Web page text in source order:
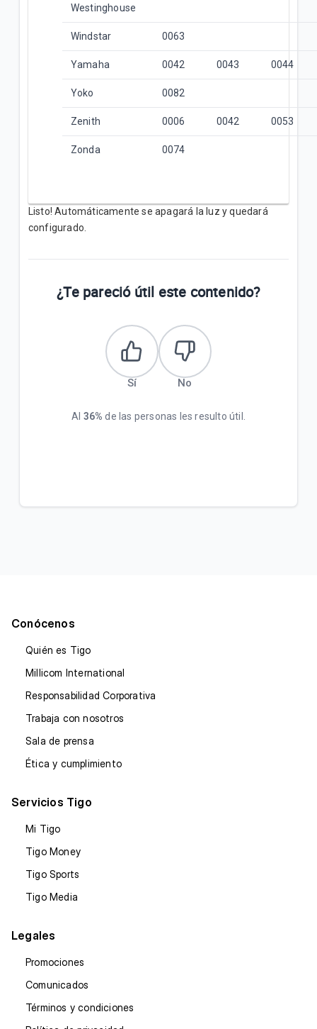
Westinghouse
Windstar 0063
Yamaha 0042 0043 0044
Yoko 0082
Zenith 0006 0042 0053
Zonda 0074
Listo! Automáticamente se apagará la luz y quedará
configurado.
¿Te pareció útil este contenido?
Sí No
Al 36% de las personas les resulto útil.
Conócenos
Quién es Tigo
Millicom International
Responsabilidad Corporativa
Trabaja con nosotros
Sala de prensa
Ética y cumplimiento
Servicios Tigo
Mi Tigo
Tigo Money
Tigo Sports
Tigo Media
Legales
Promociones
Comunicados
Términos y condiciones